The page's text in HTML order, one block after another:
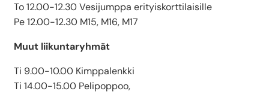
To 12.00-12.30 Vesijumppa erityiskorttilaisille
Pe 12.00-12.30 M15, M16, M17
Muut liikuntaryhmät
Ti 9.00-10.00 Kimppalenkki
Ti 14.00-15.00 Pelipoppoo,